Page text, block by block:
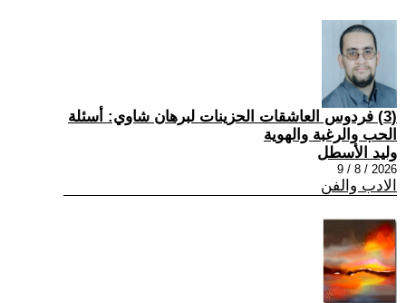
(3) فردوس العاشقات الحزينات لبرهان شاوي: أسئلة
الحب والرغبة والهوية
وليد الأسطل
2026 / 8 / 9
الادب والفن